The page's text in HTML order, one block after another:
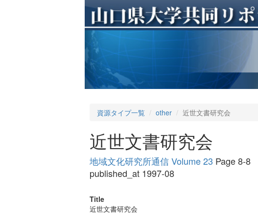
資源タイプ一覧 other 近世文書研究会
近世文書研究会
地域文化研究所通信 Volume 23 Page 8-8
published_at 1997-08
Title
近世文書研究会